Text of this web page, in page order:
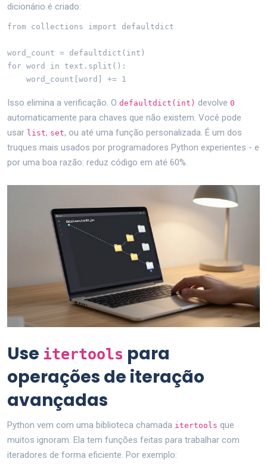
dicionário é criado:
from collections import defaultdict
word_count = defaultdict(int)
for word in text.split():
    word_count[word] += 1
Isso elimina a verificação. O defaultdict(int) devolve 0
automaticamente para chaves que não existem. Você pode
usar list, set, ou até uma função personalizada. É um dos
truques mais usados por programadores Python experientes - e
por uma boa razão: reduz código em até 60%.
Use itertools para
operações de iteração
avançadas
Python vem com uma biblioteca chamada itertools que
muitos ignoram. Ela tem funções feitas para trabalhar com
iteradores de forma eficiente. Por exemplo: